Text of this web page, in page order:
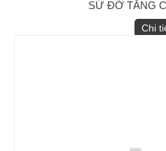
SỨ ĐỞ TĂNG
Chi